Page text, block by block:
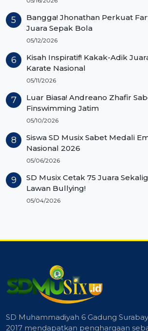
Bangga! Jhonathan Perkuat
Juara Sepak Bola
05/12/2026
Kisah Inspiratif! Kakak-Adik
Karate Nasional
05/11/2026
Luar Biasa! Andreano Zhafir
Finswimming Jatim
05/10/2026
Siswa SD Musix Sabet Medali
Nasional 2026
05/06/2026
SD Musix Cetak 75 Juara
Lawan Bullying!
05/04/2026
SD Muhammadiyah 6 Gadung
2017 mendapatkan penghargaan